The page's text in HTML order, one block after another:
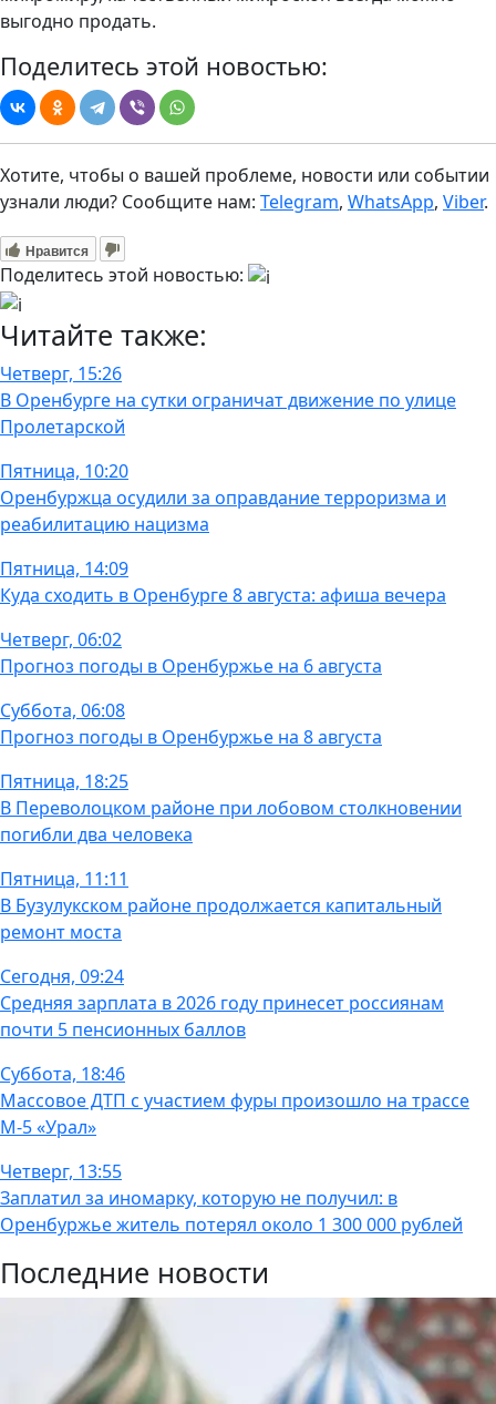
выгодно продать.
Поделитесь этой новостью:
Хотите, чтобы о вашей проблеме, новости или событии
узнали люди? Сообщите нам: Telegram, WhatsApp, Viber.
Нравится
Поделитесь этой новостью:
Читайте также:
Четверг, 15:26
В Оренбурге на сутки ограничат движение по улице
Пролетарской
Пятница, 10:20
Оренбуржца осудили за оправдание терроризма и
реабилитацию нацизма
Пятница, 14:09
Куда сходить в Оренбурге 8 августа: афиша вечера
Четверг, 06:02
Прогноз погоды в Оренбуржье на 6 августа
Суббота, 06:08
Прогноз погоды в Оренбуржье на 8 августа
Пятница, 18:25
В Переволоцком районе при лобовом столкновении
погибли два человека
Пятница, 11:11
В Бузулукском районе продолжается капитальный
ремонт моста
Сегодня, 09:24
Средняя зарплата в 2026 году принесет россиянам
почти 5 пенсионных баллов
Суббота, 18:46
Массовое ДТП с участием фуры произошло на трассе
М-5 «Урал»
Четверг, 13:55
Заплатил за иномарку, которую не получил: в
Оренбуржье житель потерял около 1 300 000 рублей
Последние новости